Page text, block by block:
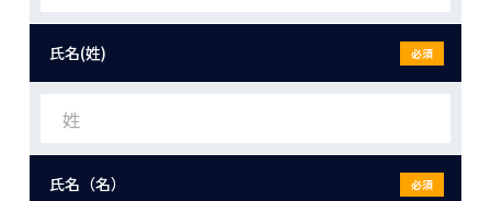
氏名(姓) 必須
氏名（名） 必須